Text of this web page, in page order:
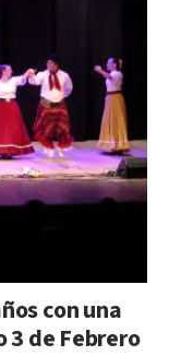
con una
3 de Febrero